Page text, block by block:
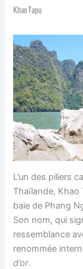
Khao Tapu
L’un des piliers
Thaïlande, Khao
baie de Phang
Son nom, qui
ressemblance
renommée
d’or.